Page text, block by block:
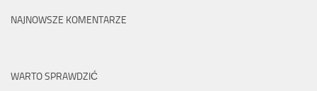
NAJNOWSZE KOMENTARZE
WARTO SPRAWDZIĆ